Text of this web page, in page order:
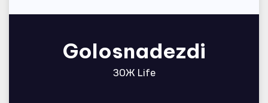
Golosnadezdi
ЗОЖ Life